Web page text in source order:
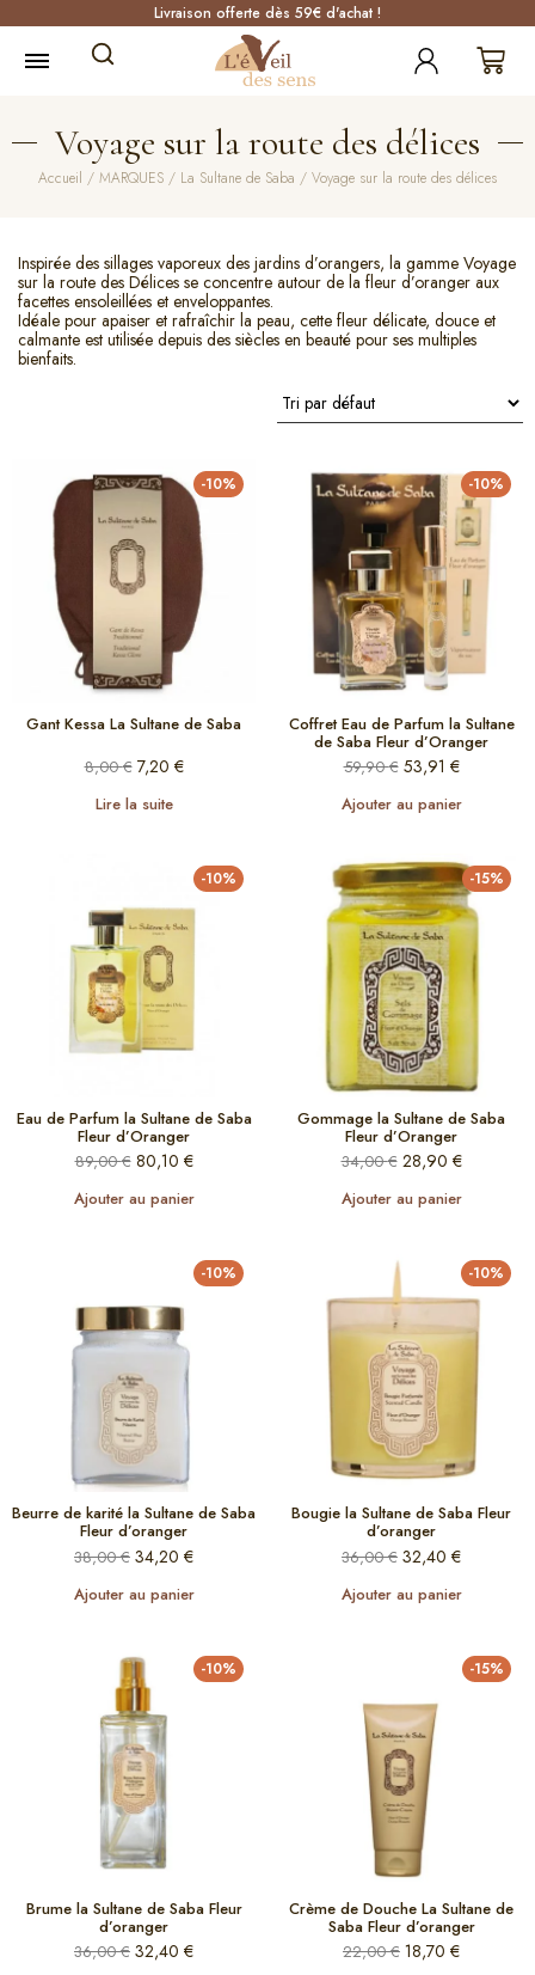
Livraison offerte dès 59€ d'achat !
Voyage sur la route des délices
Accueil / MARQUES / La Sultane de Saba / Voyage sur la route des délices
Inspirée des sillages vaporeux des jardins d’orangers, la gamme Voyage
sur la route des Délices se concentre autour de la fleur d’oranger aux
facettes ensoleillées et enveloppantes.
Idéale pour apaiser et rafraîchir la peau, cette fleur délicate, douce et
calmante est utilisée depuis des siècles en beauté pour ses multiples
bienfaits.
-10%
Gant Kessa La Sultane de Saba
8,00€ 7,20 €
Lire la suite
-10%
Coffret Eau de Parfum la Sultane
de Saba Fleur d’Oranger
59,90€ 53,91 €
Ajouter au panier
-10%
Eau de Parfum la Sultane de Saba
Fleur d’Oranger
89,00€ 80,10 €
Ajouter au panier
-15%
Gommage la Sultane de Saba
Fleur d’Oranger
34,00€ 28,90 €
Ajouter au panier
-10%
Beurre de karité la Sultane de Saba
Fleur d’oranger
38,00€ 34,20 €
Ajouter au panier
-10%
Bougie la Sultane de Saba Fleur
d’oranger
36,00€ 32,40 €
Ajouter au panier
-10%
Brume la Sultane de Saba Fleur
d’oranger
36,00€ 32,40 €
-15%
Crème de Douche La Sultane de
Saba Fleur d’oranger
22,00€ 18,70 €